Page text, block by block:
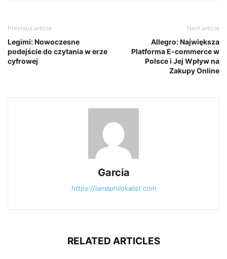
Previous article
Legimi: Nowoczesne
podejście do czytania w erze
cyfrowej
Next article
Allegro: Największa
Platforma E-commerce w
Polsce i Jej Wpływ na
Zakupy Online
Garcia
https://iamaphilokalist.com
RELATED ARTICLES